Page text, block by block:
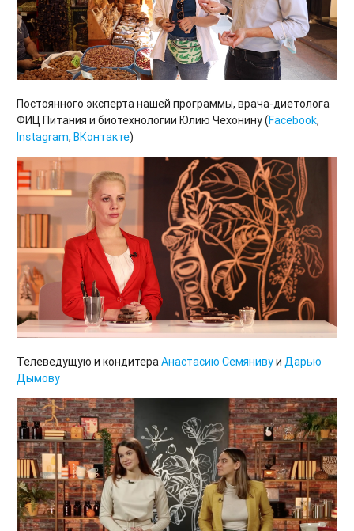
Постоянного эксперта нашей программы, врача-диетолога
ФИЦ Питания и биотехнологии Юлию Чехонину (Facebook,
Instagram, ВКонтакте)
Телеведущую и кондитераАнастасию Семянивуи Дарью
Дымову